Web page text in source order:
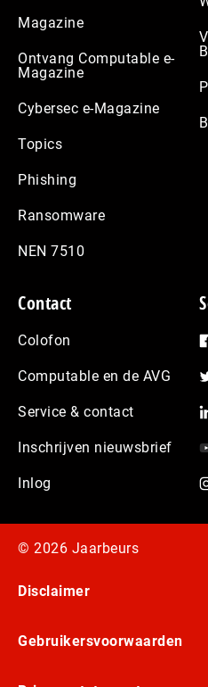
Magazine
Ontvang Computable e-
Magazine
Cybersec e-Magazine
Topics
Phishing
Ransomware
NEN 7510
Contact
Colofon
Computable en de AVG
Service & contact
Inschrijven nieuwsbrief
Inlog
© 2026 Jaarbeurs
Disclaimer
Gebruikersvoorwaarden